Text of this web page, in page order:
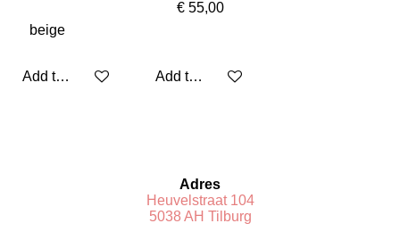
Add to cart
€ 55,00
Add to cart
Adres
Heuvelstraat 104
5038 AH Tilburg